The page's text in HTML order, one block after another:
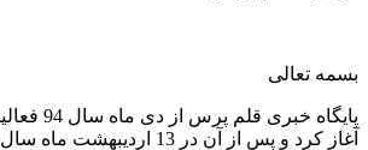
بسمه تعالی
پایگاه